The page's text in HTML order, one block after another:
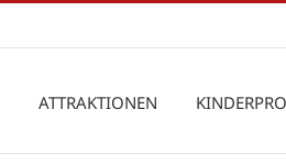
ATTRAKTIONEN